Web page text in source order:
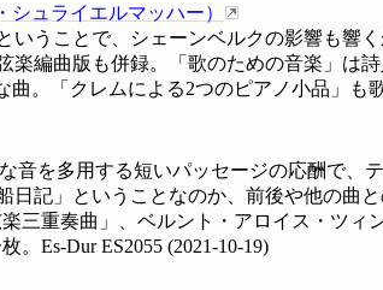
シュライエルマッハー）
うことで、シェーンベルクの影響も響
編曲版も併録。「歌のための音楽」は
。「クレムによる2つのピアノ小品」も
音を多用する短いパッセージの応酬で、
日記」ということなのか、前後や他の曲
三重奏曲」、ベルント・アロイス・ツィ
。Es-DurES2055 (2021-10-19)